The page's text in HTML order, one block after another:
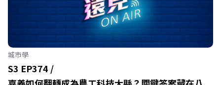
城市學
S3 EP374 /